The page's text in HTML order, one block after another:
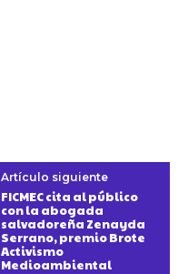
Artículo siguiente
FICMEC cita al público
con la abogada
salvadoreña Zenayda
Serrano, premio Brote
Activismo
Medioambiental